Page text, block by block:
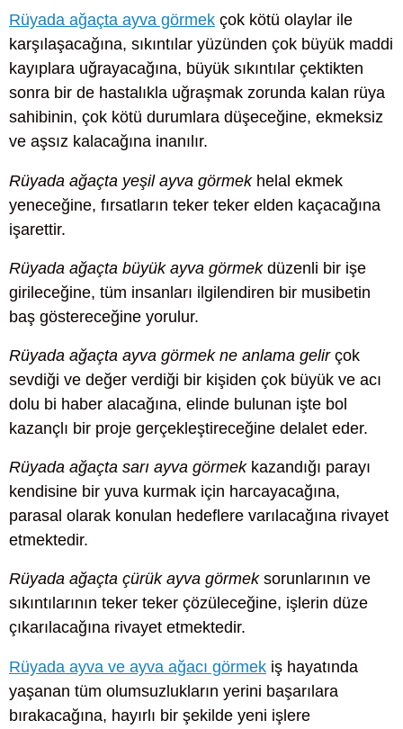
Rüyada ağaçta ayva görmek çok kötü olaylar ile
karşılaşacağına, sıkıntılar yüzünden çok büyük maddi
kayıplara uğrayacağına, büyük sıkıntılar çektikten
sonra bir de hastalıkla uğraşmak zorunda kalan rüya
sahibinin, çok kötü durumlara düşeceğine, ekmeksiz
ve aşsız kalacağına inanılır.
Rüyada ağaçta yeşil ayva görmekhelal ekmek
yeneceğine, fırsatların teker teker elden kaçacağına
işarettir.
Rüyada ağaçta büyük ayva görmekdüzenli bir işe
girileceğine, tüm insanları ilgilendiren bir musibetin
baş göstereceğine yorulur.
Rüyada ağaçta ayva görmek ne anlama gelirçok
sevdiği ve değer verdiği bir kişiden çok büyük ve acı
dolu bi haber alacağına, elinde bulunan işte bol
kazançlı bir proje gerçekleştireceğine delalet eder.
Rüyada ağaçta sarı ayva görmekkazandığı parayı
kendisine bir yuva kurmak için harcayacağına,
parasal olarak konulan hedeflere varılacağına rivayet
etmektedir.
Rüyada ağaçta çürük ayva görmeksorunlarının ve
sıkıntılarının teker teker çözüleceğine, işlerin düze
çıkarılacağına rivayet etmektedir.
Rüyada ayva ve ayva ağacı görmek iş hayatında
yaşanan tüm olumsuzlukların yerini başarılara
bırakacağına, hayırlı bir şekilde yeni işlere